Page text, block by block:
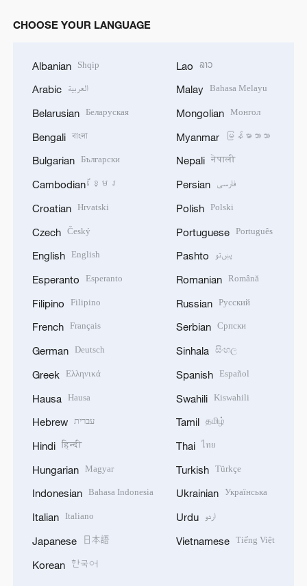
CHOOSE YOUR LANGUAGE
Albanian Shqip
Arabic العربية
Belarusian Беларуская
Bengali বাংলা
Bulgarian Български
Cambodian ខ្មែរ
Croatian Hrvatski
Czech Český
English English
Esperanto Esperanto
Filipino Filipino
French Français
German Deutsch
Greek Ελληνικά
Hausa Hausa
Hebrew עברית
Hindi हिन्दी
Hungarian Magyar
Indonesian Bahasa Indonesia
Italian Italiano
Japanese 日本語
Korean 한국어
Lao ລາວ
Malay Bahasa Melayu
Mongolian Монгол
Myanmar မြန်မာဘာသာ
Nepali नेपाली
Persian فارسی
Polish Polski
Portuguese Português
Pashto پښتو
Romanian Română
Russian Русский
Serbian Српски
Sinhala සිංහල
Spanish Español
Swahili Kiswahili
Tamil தமிழ்
Thai ไทย
Turkish Türkçe
Ukrainian Українська
Urdu اردو
Vietnamese Tiếng Việt